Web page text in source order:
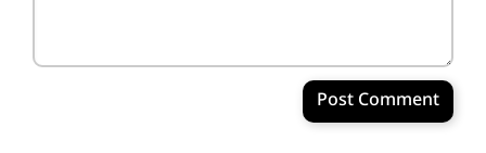
Post Comment